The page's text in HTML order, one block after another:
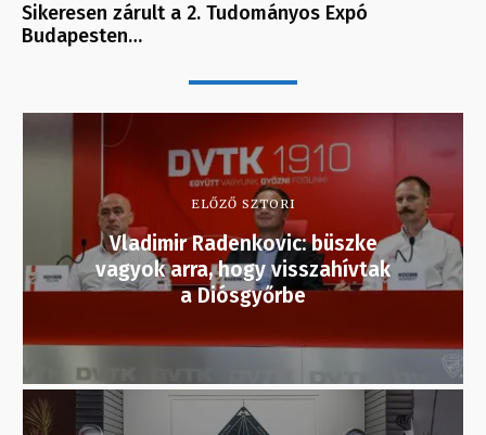
Sikeresen zárult a 2. Tudományos Expó
Budapesten…
ELŐZŐ SZTORI
Vladimir Radenkovic: büszke
vagyok arra, hogy visszahívtak
a Diósgyőrbe